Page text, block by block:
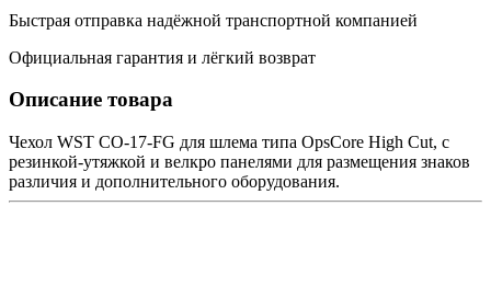
Быстрая отправка надёжной транспортной компанией
Официальная гарантия и лёгкий возврат
Описание товара
Чехол WST CO-17-FG для шлема типа OpsCore High Cut, с
резинкой-утяжкой и велкро панелями для размещения знаков
различия и дополнительного оборудования.